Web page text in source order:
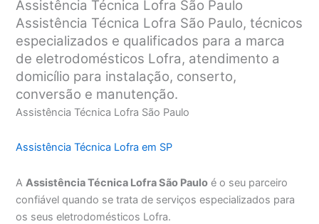
Assistência Técnica Lofra São Paulo
Assistência Técnica Lofra São Paulo, técnicos
especializados e qualificados para a marca
de eletrodomésticos Lofra, atendimento a
domicílio para instalação, conserto,
conversão e manutenção.
Assistência Técnica Lofra São Paulo
Assistência Técnica Lofra em SP
AAssistência Técnica Lofra São Paulo é o seu parceiro
confiável quando se trata de serviços especializados para
os seus eletrodomésticos Lofra.